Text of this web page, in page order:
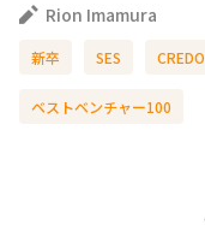
Rion Imamura
新卒 SES CREDO
ベストベンチャー100